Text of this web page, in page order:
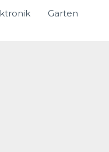
Garten